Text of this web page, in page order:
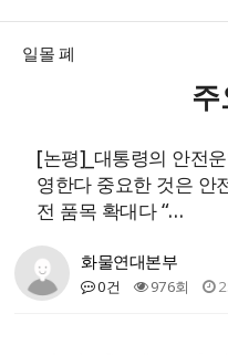
일몰 폐
[논평]_대통령의 안전
영한다 중요한 것은 안
전 품목 확대다 “…
화물연대본부
0건 976회